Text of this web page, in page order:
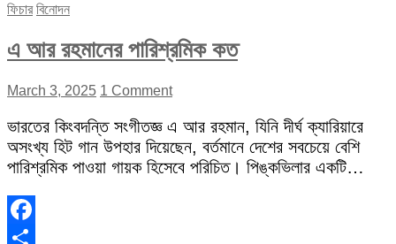
ফিচার বিনোদন
এ আর রহমানের পারিশ্রমিক কত
March 3, 2025 1 Comment
ভারতের কিংবদন্তি সংগীতজ্ঞ এ আর রহমান, যিনি দীর্ঘ ক্যারিয়ারে
অসংখ্য হিট গান উপহার দিয়েছেন, বর্তমানে দেশের সবচেয়ে বেশি
পারিশ্রমিক পাওয়া গায়ক হিসেবে পরিচিত। পিঙ্কভিলার একটি…
Facebook